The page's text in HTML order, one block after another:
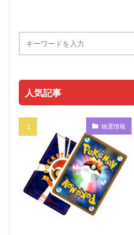
人気記事
抽選情報